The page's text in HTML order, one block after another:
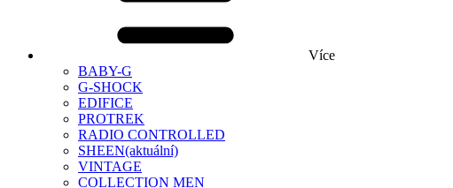
Více
BABY-G
G-SHOCK
EDIFICE
PROTREK
RADIO CONTROLLED
SHEEN(aktuální)
VINTAGE
COLLECTION MEN